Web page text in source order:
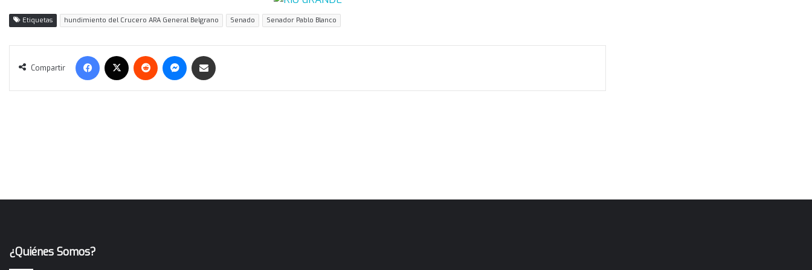
Etiquetas hundimiento del Crucero ARA General Belgrano Senado Senador Pablo Blanco
Compartir
Facebook Reddit Messenger
¿Quiénes Somos?